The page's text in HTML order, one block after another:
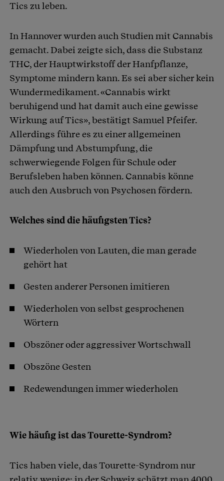
Tics zu leben.
In Hannover wurden auch Studien mit Cannabis
gemacht. Dabei zeigte sich, dass die Substanz
THC, der Hauptwirkstoff der Hanfpflanze,
Symptome mindern kann. Es sei aber sicher kein
Wundermedikament. «Cannabis wirkt
beruhigend und hat damit auch eine gewisse
Wirkung auf Tics», bestätigt Samuel Pfeifer.
Allerdings führe es zu einer allgemeinen
Dämpfung und Abstumpfung, die
schwerwiegende Folgen für Schule oder
Berufsleben haben können. Cannabis könne
auch den Ausbruch von Psychosen fördern.
Welches sind die häufigsten Tics?
Wiederholen von Lauten, die man gerade
gehört hat
Gesten anderer Personen imitieren
Wiederholen von selbst gesprochenen
Wörtern
Obszöner oder aggressiver Wortschwall
Obszöne Gesten
Redewendungen immer wiederholen
Wie häufig ist das Tourette-Syndrom?
Tics haben viele, das Tourette-Syndrom nur